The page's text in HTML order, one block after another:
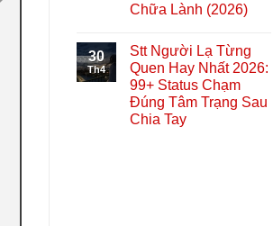
Chữa Lành (2026)
30
Th4
Stt Người Lạ Từng
Quen Hay Nhất 2026:
99+ Status Chạm
Đúng Tâm Trạng Sau
Chia Tay